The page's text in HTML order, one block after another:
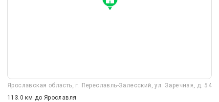
Ярославская область, г. Переславль-Залесский, ул. Заречная, д. 54
113.0 км до Ярославля